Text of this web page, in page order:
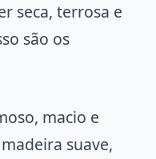
seca, terrosa e
são os
macio e
suave,